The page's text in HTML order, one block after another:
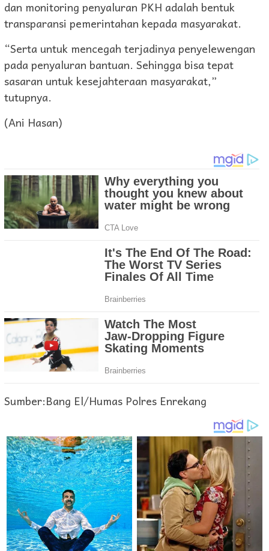
dan monitoring penyaluran PKH adalah bentuk
transparansi pemerintahan kepada masyarakat.
“Serta untuk mencegah terjadinya penyelewengan
pada penyaluran bantuan. Sehingga bisa tepat
sasaran untuk kesejahteraan masyarakat,”
tutupnya.
(Ani Hasan)
Sumber:Bang El/Humas Polres Enrekang